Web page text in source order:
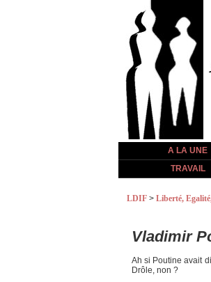
A LA UNE
TRAVAIL
LDIF > Liberté,
Vladimir
Ah si Poutine avait
Drôle, non ?